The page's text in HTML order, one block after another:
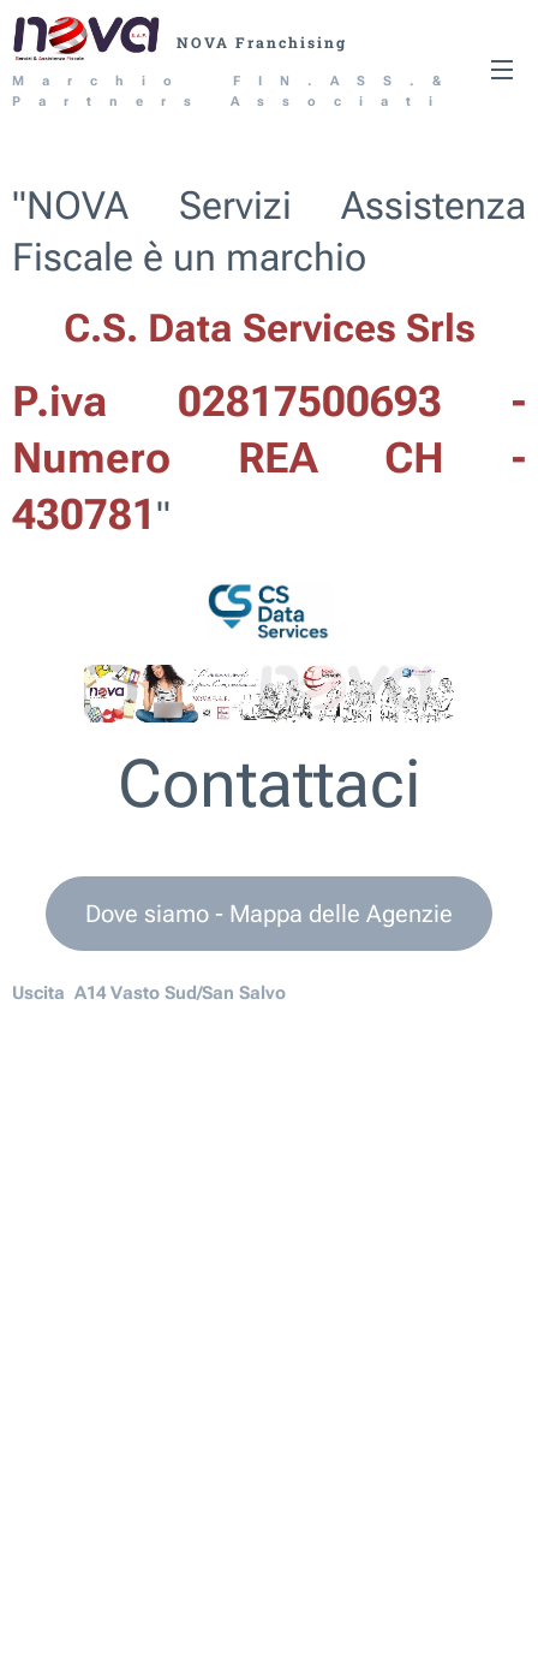
NOVA Franchising
Marchio FIN.ASS.&
Partners Associati
"NOVA Servizi Assistenza
Fiscale è un marchio
C.S. Data Services Srls
P.iva 02817500693 -
Numero REA CH -
430781"
Contattaci
Dove siamo - Mappa delle Agenzie
Uscita A14 Vasto Sud/San Salvo